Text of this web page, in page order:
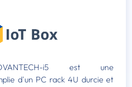
ADVANTECH-i5 est une
d'un PC rack 4U durcie et